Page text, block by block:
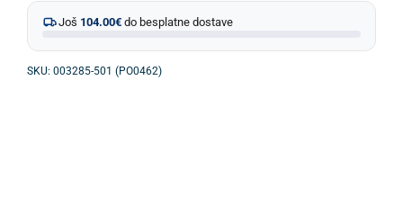
Još 104.00€ do besplatne dostave
SKU: 003285-501 (PO0462)